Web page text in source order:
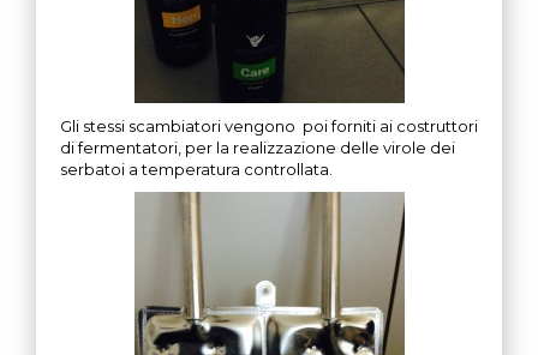
Gli stessi scambiatori vengono poi forniti ai costruttori
di fermentatori, per la realizzazione delle virole dei
serbatoi a temperatura controllata.